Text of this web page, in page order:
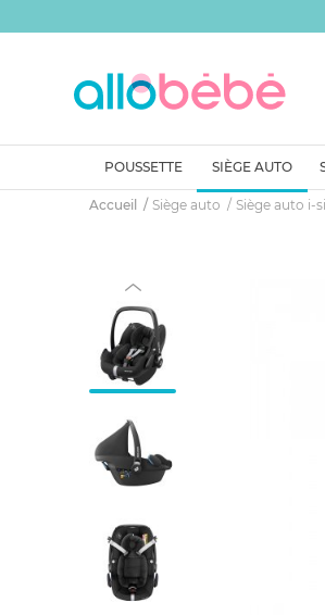
POUSSETTE SIÈGE AUTO
Accueil Siège auto Siège auto i-